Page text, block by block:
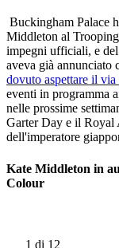
Buckingham Palace
Middleton al
impegni ufficiali, e
aveva già annunciato
dovuto aspettare il
eventi in programma
nelle prossime
Garter Day e il Royal
dell'imperatore
Kate Middleton in
Colour
1 di 12